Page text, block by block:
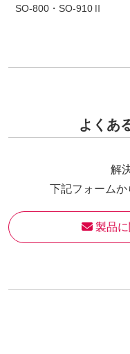
SO-800・SO-910Ⅱ
よくあ
解
下記フォームか
製品